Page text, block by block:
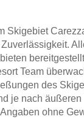
Skigebiet
Team
des
je nach
ohne